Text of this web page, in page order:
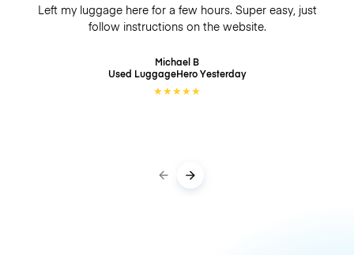
Left my luggage here for a few hours. Super easy, just
follow instructions on the website.
Michael B
Used LuggageHeroYesterday
★★★★★